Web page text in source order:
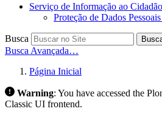
Serviço de Informação ao Cidadão
Proteção de Dados
Busca
Busca Avançada…
Página Inicial
Warning: You have accessed the
Classic UI frontend.